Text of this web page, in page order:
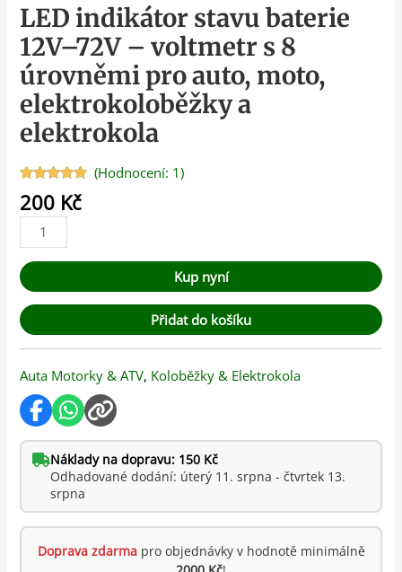
LED indikátor stavu baterie
12V–72V – voltmetr s 8
úrovněmi pro auto, moto,
elektrokoloběžky a
elektrokola
Hodnoceno
5.00z 5 na
základě
hodnocení
zákazníka
(Hodnocení: 1)
200 Kč
Kup nyní
Přidat do košíku
Auta Motorky & ATV, Koloběžky & Elektrokola
Náklady na dopravu: 150 Kč
Odhadované dodání: úterý 11. srpna - čtvrtek 13.
srpna
Doprava zdarmapro objednávky v hodnotě minimálně